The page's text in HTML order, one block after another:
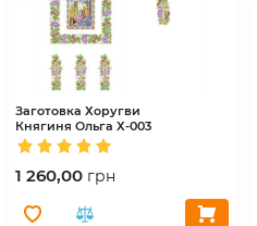
Заготовка Хоругви
Княгиня Ольга Х-003
1 260,00 грн